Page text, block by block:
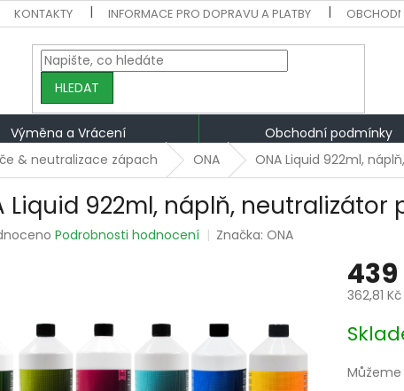
KONTAKTY INFORMACE PRO DOPRAVU A PLATBY
HLEDAT
Výměna a Vrácení Obchodní podmínky
& neutralizace zápach ONA ONA Liquid 922ml,
Liquid 922ml, náplň, neutralizátor
Podrobnosti hodnocení Značka:ONA
439
362,81
cena: